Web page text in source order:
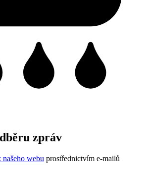
zpráv
našeho webu prostřednictvím e-mailů